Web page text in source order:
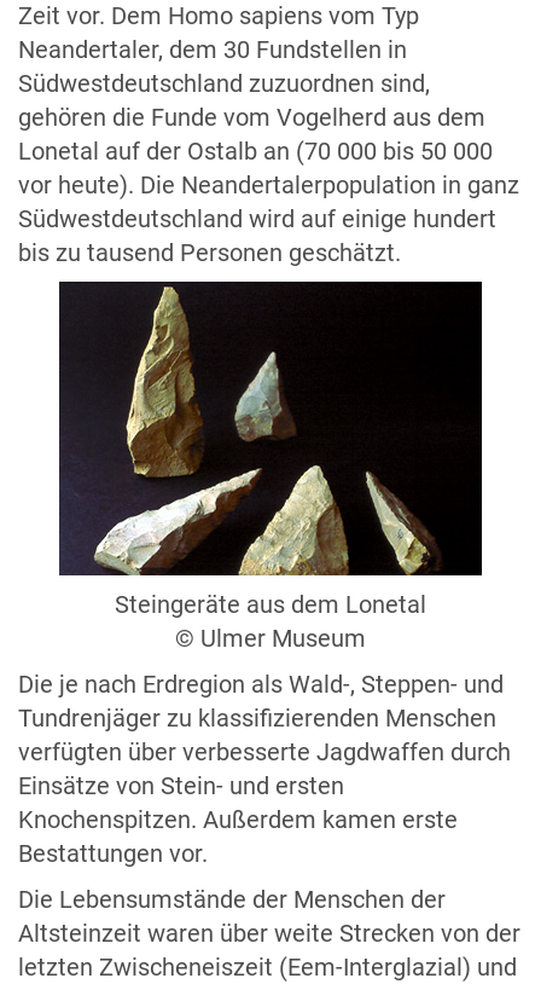
Zeit vor. Dem Homo sapiens vom Typ
Neandertaler, dem 30 Fundstellen in
Südwestdeutschland zuzuordnen sind,
gehören die Funde vom Vogelherd aus dem
Lonetal auf der Ostalb an (70 000 bis 50 000
vor heute). Die Neandertalerpopulation in ganz
Südwestdeutschland wird auf einige hundert
bis zu tausend Personen geschätzt.
Steingeräte aus dem Lonetal
© Ulmer Museum
Die je nach Erdregion als Wald-, Steppen- und
Tundrenjäger zu klassifizierenden Menschen
verfügten über verbesserte Jagdwaffen durch
Einsätze von Stein- und ersten
Knochenspitzen. Außerdem kamen erste
Bestattungen vor.
Die Lebensumstände der Menschen der
Altsteinzeit waren über weite Strecken von der
letzten Zwischeneiszeit (Eem-Interglazial) und